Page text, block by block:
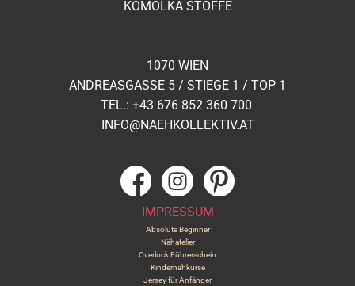
1070 WIEN
ANDREASGASSE 5 / STIEGE 1 / TOP 1
TEL.: +43 ​676 852 360 700
INFO@NAEHKOLLEKTIV.AT
KOMOLKA STOFFE
IMPRESSUM
Absolute Beginner
Nähatelier
Overlock Führerschein
Kindernähkurse
Jersey für Anfänger